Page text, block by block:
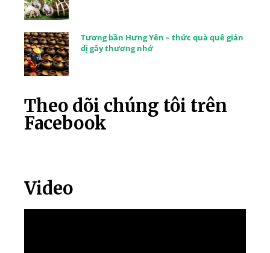
Tương bần Hưng Yên – thức quà quê giản
dị gây thương nhớ
Theo dõi chúng tôi trên
Facebook
Video